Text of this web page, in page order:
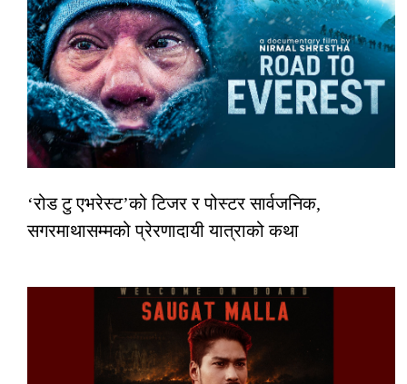
‘रोड टु एभरेस्ट’को टिजर र पोस्टर सार्वजनिक,
सगरमाथासम्मको प्रेरणादायी यात्राको कथा